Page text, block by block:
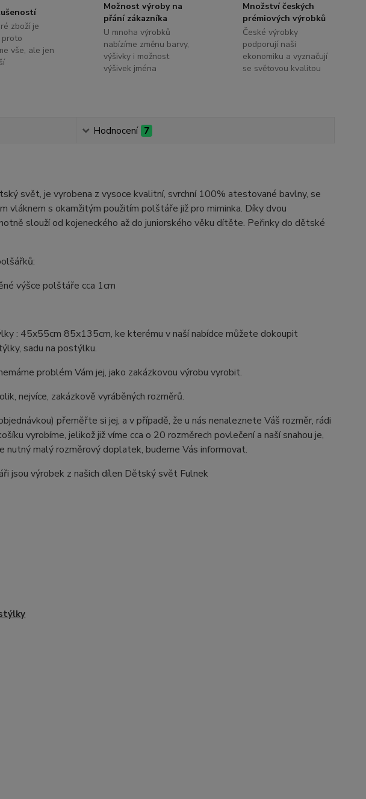
zboží je
vše, ale jen
Možnost výroby na
přání zákazníka
U mnoha výrobků
nabízíme změnu barvy,
výšivky i možnost
výšivek jména
Množství českých
prémiových výrobků
České výrobky
podporují naši
ekonomiku a vyznačují
se světovou kvalitou
Hodnocení 7
svět, je vyrobena z vysoce kvalitní, svrchní 100% atestované bavlny, se
vláknem s okamžitým použitím polštáře již pro miminka. Díky dvou
slouží od kojeneckého až do juniorského věku dítěte. Peřinky do dětské
výšce polštáře cca 1cm
: 45x55cm 85x135cm, ke kterému v naší nabídce můžete dokoupit
sadu na postýlku.
problém Vám jej, jako zakázkovou výrobu vyrobit.
nejvíce, zakázkově vyráběných rozměrů.
přeměřte si jej, a v případě, že u nás nenaleznete Váš rozměr, rádi
vyrobíme, jelikož již víme cca o 20 rozměrech povlečení a naší snahou je,
nutný malý rozměrový doplatek, budeme Vás informovat.
jsou výrobek z našich dílen Dětský svět Fulnek